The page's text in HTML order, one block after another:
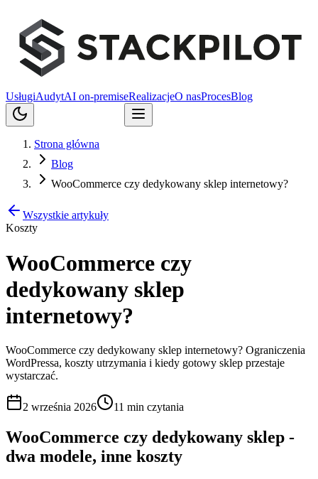
UsługiAudytAI on-premiseRealizacjeO nasProcesBlog
Strona główna
Blog
WooCommerce czy dedykowany sklep internetowy?
Wszystkie artykuły
Koszty
WooCommerce czy
dedykowany sklep
internetowy?
WooCommerce czy dedykowany sklep internetowy? Ograniczenia
WordPressa, koszty utrzymania i kiedy gotowy sklep przestaje
wystarczać.
2 września 2026 11 min czytania
WooCommerce czy dedykowany sklep -
dwa modele, inne koszty